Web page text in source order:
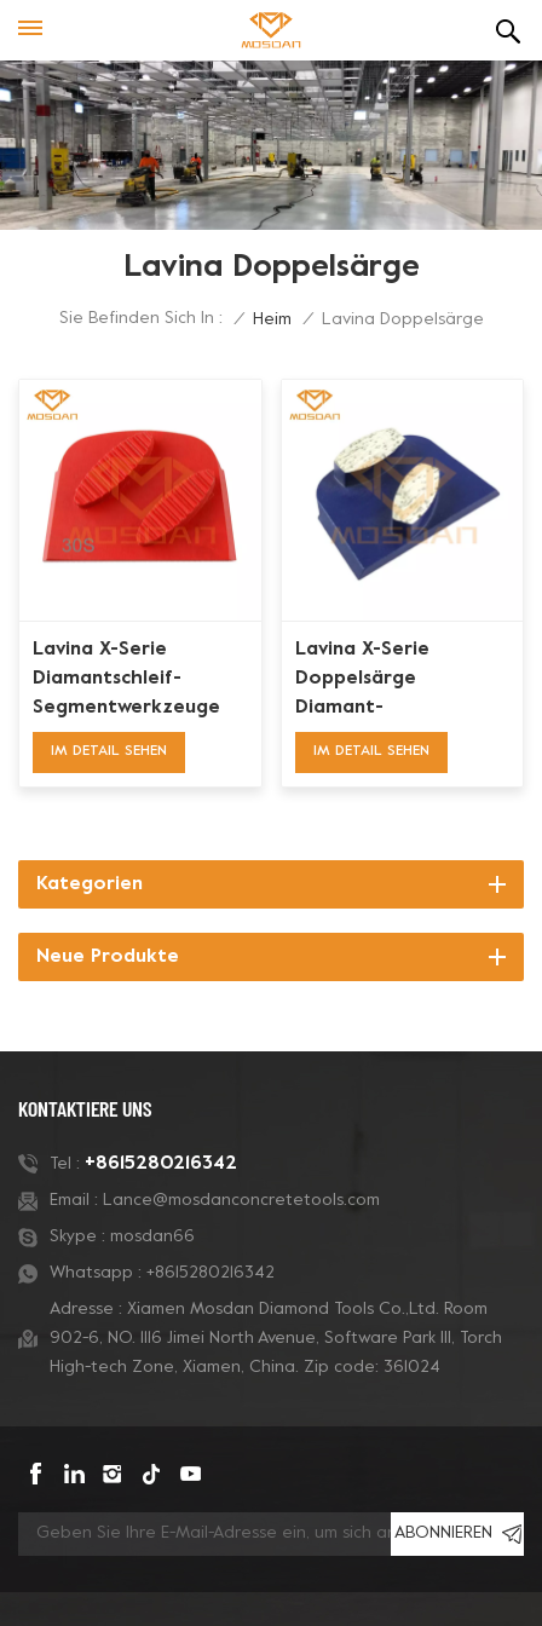
Lavina Doppelsärge
Sie Befinden Sich In : / Heim / Lavina Doppelsärge
Lavina X-Serie
Diamantschleif-
Segmentwerkzeuge
für Doppelrippel-
IM DETAIL SEHEN
Lavina X-Serie
Doppelsärge
Diamant-
Betonschleifflügel
IM DETAIL SEHEN
Kategorien
Neue Produkte
KONTAKTIERE UNS
Tel : +8615280216342
Email : Lance@mosdanconcretetools.com
Skype : mosdan66
Whatsapp : +8615280216342
Adresse : Xiamen Mosdan Diamond Tools Co.,Ltd. Room
902-6, NO. 1116 Jimei North Avenue, Software Park Ill, Torch
High-tech Zone, Xiamen, China. Zip code: 361024
ABONNIEREN